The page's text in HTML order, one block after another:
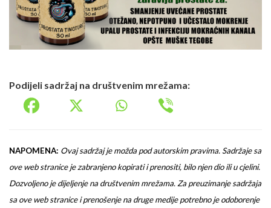
Podijeli sadržaj na društvenim mrežama:
NAPOMENA: Ovaj sadržaj je možda pod autorskim pravima. Sadržaje sa
ove web stranice je zabranjeno kopirati i prenositi, bilo njen dio ili u cjelini.
Dozvoljeno je dijeljenje na društvenim mrežama. Za preuzimanje sadržaja
sa ove web stranice i prenošenje na druge medije potrebno je odoborenje